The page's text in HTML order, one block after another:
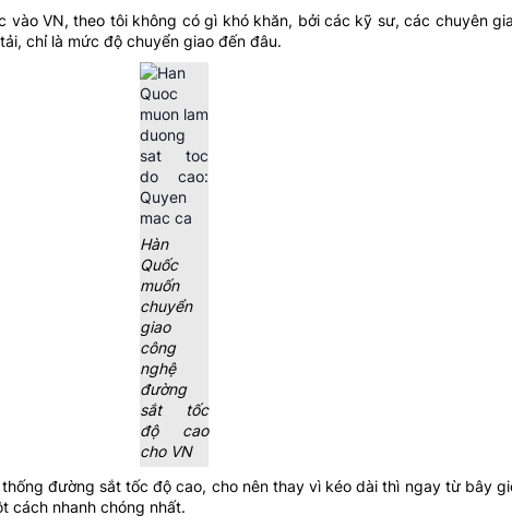
vào VN, theo tôi không có gì khó khăn, bởi các kỹ sư, các chuyên
chỉ là mức độ chuyển giao đến đâu.
Hàn
Quốc
muốn
chuyển
giao
công
nghệ
đường
sắt tốc
độ cao
cho VN
đường sắt tốc độ cao, cho nên thay vì kéo dài thì ngay từ bây
cách nhanh chóng nhất.